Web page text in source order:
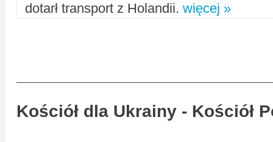
dotarł transport z Holandii. więcej »
Kościół dla Ukrainy - Kościół